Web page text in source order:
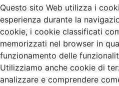
Questo sito Web utilizza i
esperienza durante la
cookie, i cookie classificati
memorizzati nel browser in
funzionamento delle
Utilizziamo anche cookie di
analizzare e comprendere